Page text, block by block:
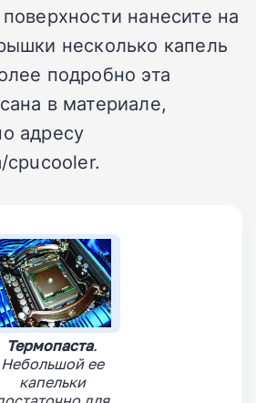
нанесите на
несколько капель
подробно эта
в материале,
адресу
cpucooler.
Термопаста.
Небольшой ее
капельки